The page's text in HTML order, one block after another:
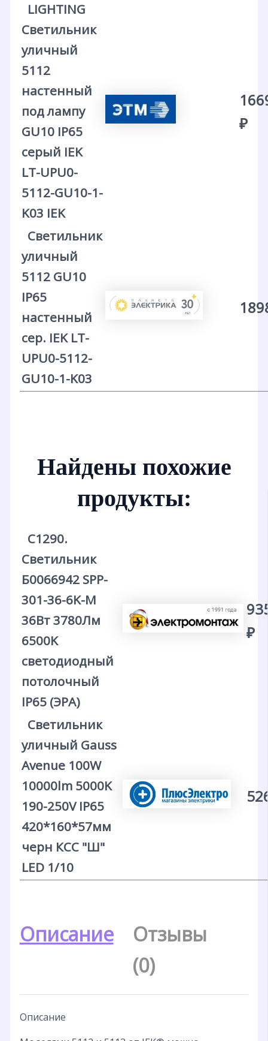
LIGHTING
Светильник
уличный
5112
настенный
под лампу
GU10 IP65
серый IEK
LT-UPU0-
5112-GU10-1-
K03 IEK
₽
Светильник
уличный
5112 GU10
IP65
настенный
сер. IEK LT-
UPU0-5112-
GU10-1-K03
Найдены похожие
продукты:
С1290.
Светильник
Б0066942 SPP-
301-36-6K-M
36Вт 3780Лм
6500K
светодиодный
потолочный
IP65 (ЭРА)
₽
Светильник
уличный Gauss
Avenue 100W
10000lm 5000K
190-250V IP65
420*160*57мм
черн КСС "Ш"
LED 1/10
Описание
Отзывы
(0)
Описание